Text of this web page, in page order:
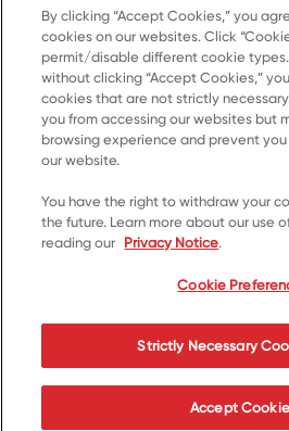
Accueil
Produits
Recettes
Communiquez
*© 2023, marque de commerce
sous
Cookie Preferences
Avis
Conditions d’utilisation
By clicking “Accept Cookies,” you
cookies on our websites. Click
permit/disable different cookie
without clicking “Accept Cookies,”
cookies that are not strictly
you from accessing our websites but
browsing experience and prevent
our website.
You have the right to withdraw your
the future. Learn more about our use
reading our Privacy Notice.
Cookie
Strictly Necessary
Accept